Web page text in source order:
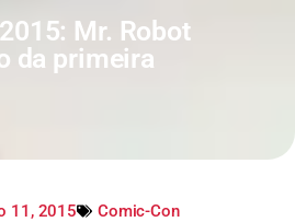
Mr. Robot
da primeira
11, 2015
Comic-Con